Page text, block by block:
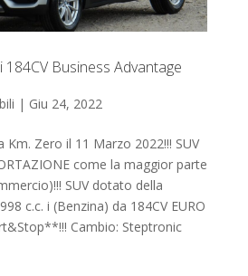
184CV Business Advantage
| Giu 24, 2022
Km. Zero il 11 Marzo 2022!!! SUV
come la maggior parte
SUV dotato della
c.c. i (Benzina) da 184CV EURO
Cambio: Steptronic